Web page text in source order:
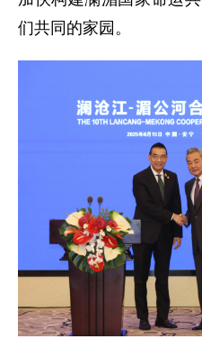
们共同的家园。